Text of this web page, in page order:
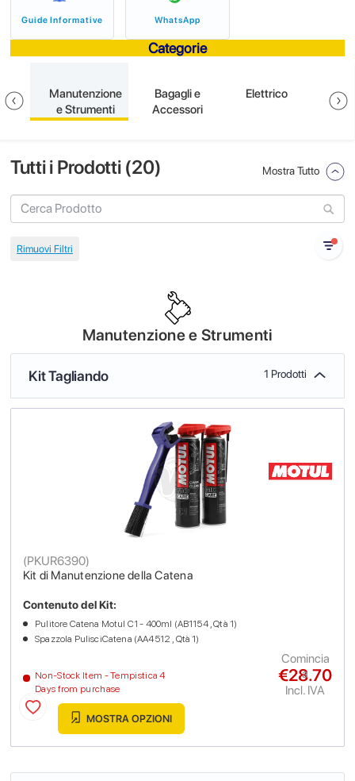
Guide Informative WhatsApp
Categorie
Manutenzione
e Strumenti
Bagagli e
Accessori
Elettrico
Tutti i Prodotti (20) Mostra Tutto
Manutenzione e Strumenti
Kit Tagliando 1 Prodotti
Kit di Manutenzione della Catena
(PKUR6390)
Non-Stock Item - Tempistica 4
Days from purchase
Contenuto del Kit:
Pulitore Catena Motul C1 - 400ml (AB1154 , Qtà 1)
Spazzola PulisciCatena (AA4512 , Qtà 1)
€28.70
Incl. IVA
Comincia
a
MOSTRA OPZIONI